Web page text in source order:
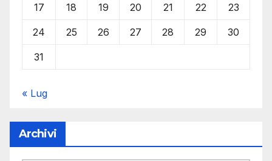
17 18 19 20 21 22 23
24 25 26 27 28 29 30
31
« Lug
Archivi